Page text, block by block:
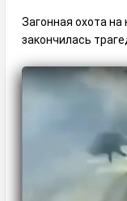
Загонная охота
закончилась